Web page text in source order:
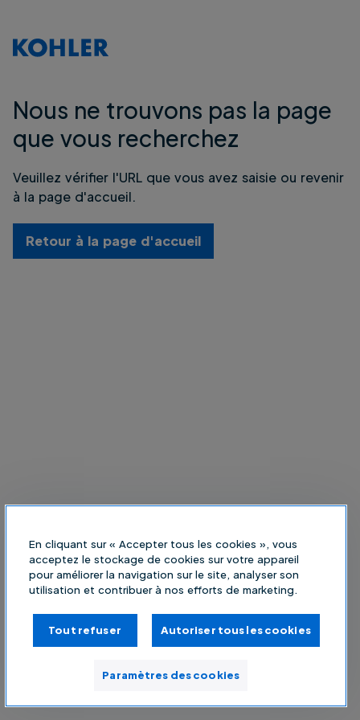
Nous ne trouvons pas la page
que vous recherchez
Veuillez vérifier l'URL que vous avez saisie ou revenir
à la page d'accueil.
Retour à la page d'accueil
En cliquant sur « Accepter tous les cookies », vous
acceptez le stockage de cookies sur votre appareil
pour améliorer la navigation sur le site, analyser son
utilisation et contribuer à nos efforts de marketing.
Tout refuser Autoriser tous les cookies
Paramètres des cookies